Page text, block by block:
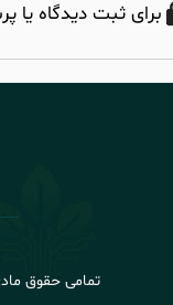
برای ثبت دیدگاه یا
تمامی حقوق